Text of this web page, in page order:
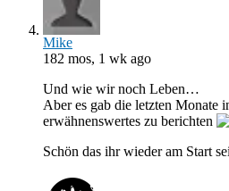
Mike
182 mos, 1 wk ago
Und wie wir noch Leben…
Aber es gab die letzten Monate
erwähnenswertes zu berichten
Schön das ihr wieder am Start